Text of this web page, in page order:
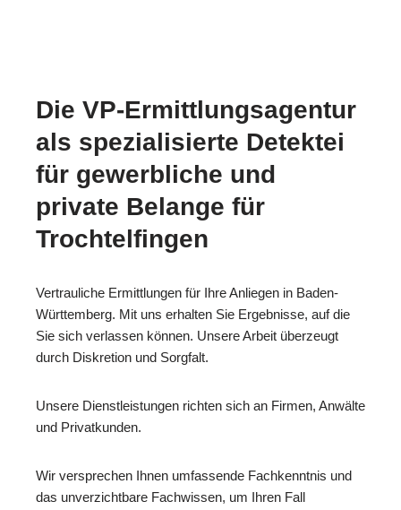
Die VP-Ermittlungsagentur
als spezialisierte Detektei
für gewerbliche und
private Belange für
Trochtelfingen
Vertrauliche Ermittlungen für Ihre Anliegen in Baden-
Württemberg. Mit uns erhalten Sie Ergebnisse, auf die
Sie sich verlassen können. Unsere Arbeit überzeugt
durch Diskretion und Sorgfalt.
Unsere Dienstleistungen richten sich an Firmen, Anwälte
und Privatkunden.
Wir versprechen Ihnen umfassende Fachkenntnis und
das unverzichtbare Fachwissen, um Ihren Fall